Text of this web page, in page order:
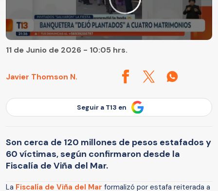
Javier Thomson N.
11 de Junio de 2026 - 10:05 hrs.
Seguir a T13 en
Son cerca de 120 millones de pesos estafados y
60 víctimas, según confirmaron desde la
Fiscalía de Viña del Mar.
La Fiscalía de Viña del Mar formalizó por estafa reiterada a